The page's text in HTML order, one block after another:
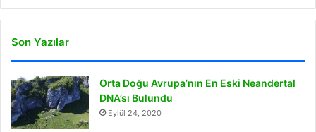
Son Yazılar
Orta Doğu Avrupa’nın En Eski Neandertal
DNA’sı Bulundu
Eylül 24, 2020